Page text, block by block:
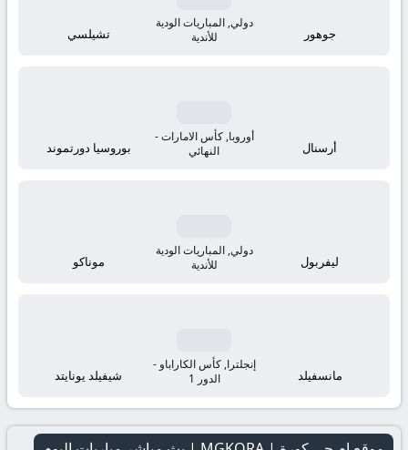
جوهور
دولي, المباريات الودية
للأندية
تشيلسي
أرسنال
أوروبا, كأس الامارات -
النهائي
بوروسيا دورتموند
ليفربول
دولي, المباريات الودية
للأندية
موناكو
مانسفيلد
إنجلترا, كأس الكاراباو -
الدور 1
شيفيلد يونايتد